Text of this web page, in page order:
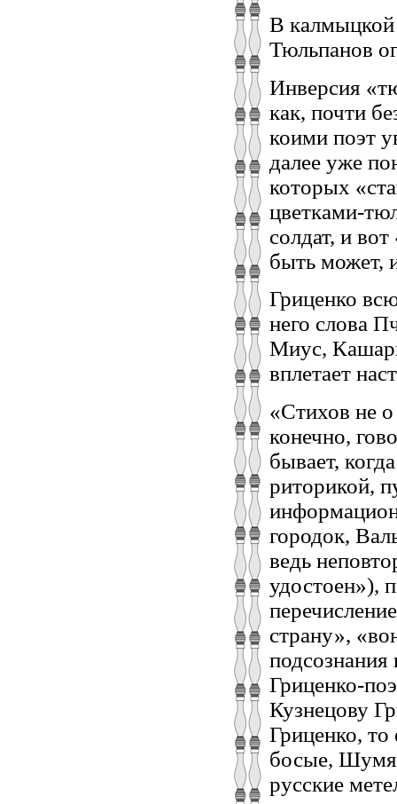
В калмыцкой
Тюльпанов
Инверсия
как, почти
коими поэт
далее уже
которых
цветками-
солдат, и
быть может,
Гриценко
него слова
Миус,
вплетает
«Стихов не
конечно,
бывает,
риторикой,
городок,
ведь
удостоен»),
страну»,
Гриценко-
Кузнецову
Гриценко, то
босые,
русские